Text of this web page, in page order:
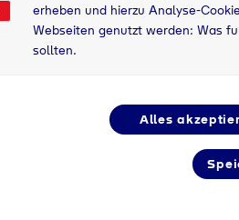
erheben und hierzu Analyse-
Webseiten genutzt werden: Was
sollten.
Alles